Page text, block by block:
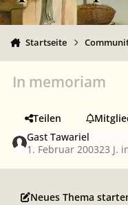
Startseite
In memoriam
Teilen
Gast Tawariel
1. Februar 200323 J.
Neues Thema